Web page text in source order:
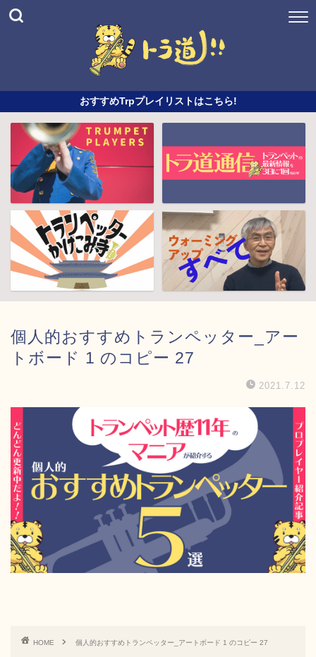
おすすめTrpプレイリストはこちら!
個人的おすすめトランペッター_アー
トボード 1 のコピー 27
2021.7.12
HOME 個人的おすすめトランペッター_アートボード 1 のコピー 27